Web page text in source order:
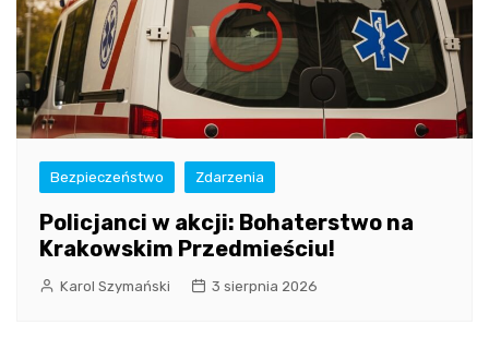
Bezpieczeństwo Zdarzenia
Policjanci w akcji: Bohaterstwo na
Krakowskim Przedmieściu!
Karol Szymański 3 sierpnia 2026